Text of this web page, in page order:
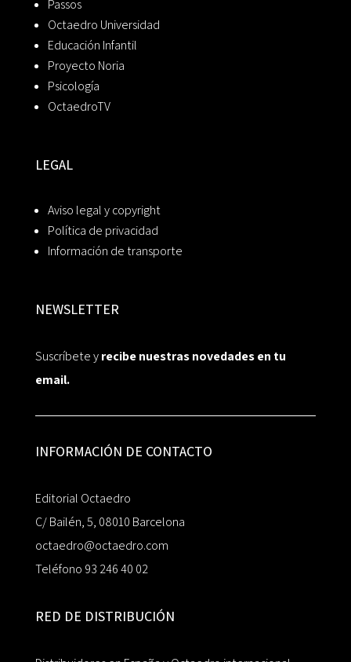
Passos
Octaedro Universidad
Educación Infantil
Proyecto Noria
Psicología
OctaedroTV
LEGAL
Aviso legal y copyright
Política de privacidad
Información de transporte
NEWSLETTER
Suscríbete yrecibe nuestras novedades en tu
email.
INFORMACIÓN DE CONTACTO
Editorial Octaedro
C/ Bailén, 5, 08010 Barcelona
octaedro@octaedro.com
Teléfono 93 246 40 02
RED DE DISTRIBUCIÓN